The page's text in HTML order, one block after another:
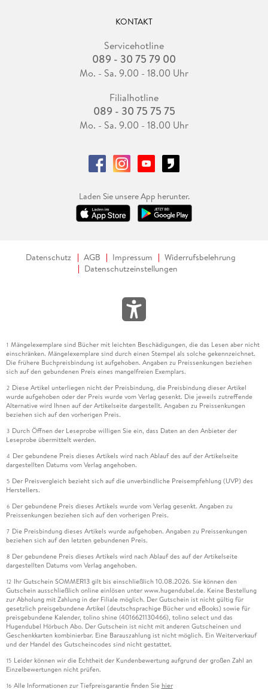
KONTAKT
Servicehotline
089 - 30 75 79 00
Mo. - Sa. 9.00 - 18.00 Uhr
Filialhotline
089 - 30 75 75 75
Mo. - Sa. 9.00 - 18.00 Uhr
Laden Sie unsere App herunter.
Datenschutz AGB Impressum
Widerrufsbelehrung
Datenschutzeinstellungen
1 Mängelexemplare sind Bücher mit leichten Beschädigungen, die das Lesen aber nicht
einschränken. Mängelexemplare sind durch einen Stempel als solche gekennzeichnet.
Die frühere Buchpreisbindung ist aufgehoben. Angaben zu Preissenkungen beziehen
sich auf den gebundenen Preis eines mangelfreien Exemplars.
2 Diese Artikel unterliegen nicht der Preisbindung, die Preisbindung dieser Artikel
wurde aufgehoben oder der Preis wurde vom Verlag gesenkt. Die jeweils zutreffende
Alternative wird Ihnen auf der Artikelseite dargestellt. Angaben zu Preissenkungen
beziehen sich auf den vorherigen Preis.
3 Durch Öffnen der Leseprobe willigen Sie ein, dass Daten an den Anbieter der
Leseprobe übermittelt werden.
4 Der gebundene Preis dieses Artikels wird nach Ablauf des auf der Artikelseite
dargestellten Datums vom Verlag angehoben.
5 Der Preisvergleich bezieht sich auf die unverbindliche Preisempfehlung (UVP) des
Herstellers.
6 Der gebundene Preis dieses Artikels wurde vom Verlag gesenkt. Angaben zu
Preissenkungen beziehen sich auf den vorherigen Preis.
7 Die Preisbindung dieses Artikels wurde aufgehoben. Angaben zu Preissenkungen
beziehen sich auf den letzten gebundenen Preis.
8 Der gebundene Preis dieses Artikels wird nach Ablauf des auf der Artikelseite
dargestellten Datums vom Verlag angehoben.
12 Ihr Gutschein SOMMER13 gilt bis einschließlich 10.08.2026. Sie können den
Gutschein ausschließlich online einlösen unter www.hugendubel.de. Keine Bestellung
zur Abholung mit Zahlung in der Filiale möglich. Der Gutschein ist nicht gültig für
gesetzlich preisgebundene Artikel (deutschsprachige Bücher und eBooks) sowie für
preisgebundene Kalender, tolino shine (4016621130466), tolino select und das
Hugendubel Hörbuch Abo. Der Gutschein ist nicht mit anderen Gutscheinen und
Geschenkkarten kombinierbar. Eine Barauszahlung ist nicht möglich. Ein Weiterverkauf
und der Handel des Gutscheincodes sind nicht gestattet.
15 Leider können wir die Echtheit der Kundenbewertung aufgrund der großen Zahl an
Einzelbewertungen nicht prüfen.
16 Alle Informationen zur Tiefpreisgarantie finden Sie hier